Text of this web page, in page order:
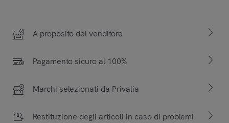
A proposito del venditore
Pagamento sicuro al 100%
Marchi selezionati da Privalia
Restituzione degli articoli in caso di problemi